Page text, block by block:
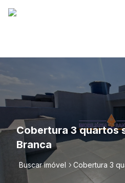
Cobertura 3 quartos
Branca
Buscar imóvel Cobertura 3